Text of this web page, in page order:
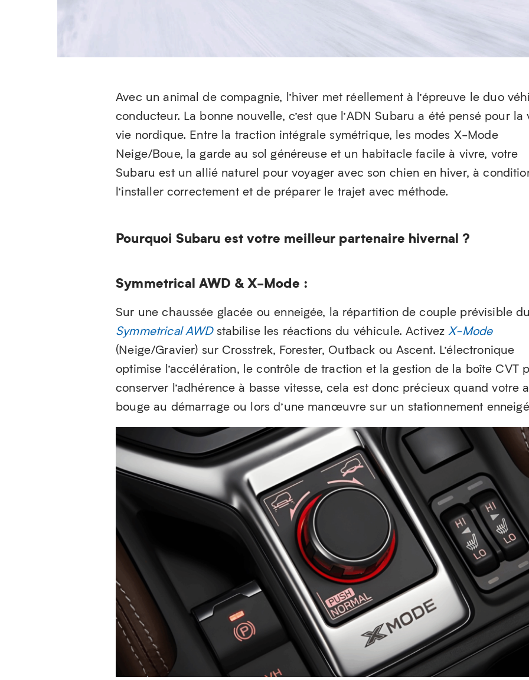
Avec un animal de compagnie, l’hiver met réellement à l’épreuve le duo
conducteur. La bonne nouvelle, c’est que l’ADN Subaru a été pensé pour la
vie nordique. Entre la traction intégrale symétrique, les modes X-Mode
Neige/Boue, la garde au sol généreuse et un habitacle facile à vivre, votre
Subaru est un allié naturel pour voyager avec son chien en hiver, à
l’installer correctement et de préparer le trajet avec méthode.
Pourquoi Subaru est votre meilleur partenaire hivernal ?
Symmetrical AWD & X-Mode :
Sur une chaussée glacée ou enneigée, la répartition de couple prévisible
Symmetrical AWDstabilise les réactions du véhicule. Activez X-Mode
(Neige/Gravier) sur Crosstrek, Forester, Outback ou Ascent. L’électronique
optimise l’accélération, le contrôle de traction et la gestion de la boîte CVT
conserver l’adhérence à basse vitesse, cela est donc précieux quand votre
bouge au démarrage ou lors d’une manœuvre sur un stationnement